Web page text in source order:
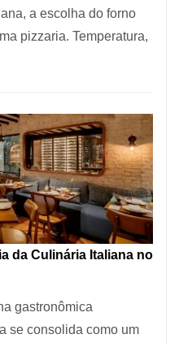
a escolha do forno
pizzaria. Temperatura,
da Culinária Italiana no
gastronômica
se consolida como um